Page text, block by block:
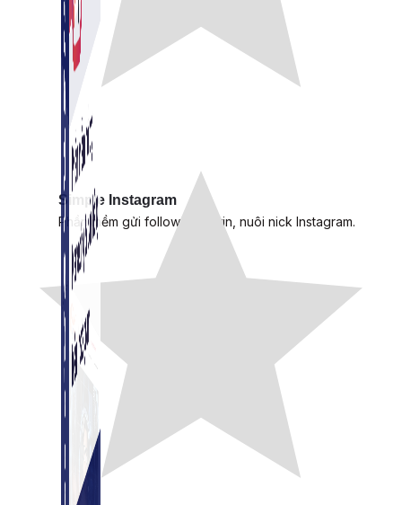
Simple Instagram
Phần mềm gửi follow, nhắn tin, nuôi nick Instagram.